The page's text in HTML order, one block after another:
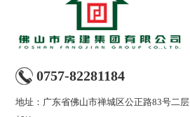
0757-82281184
地址：广东省佛山市禅城区公正路83号二层